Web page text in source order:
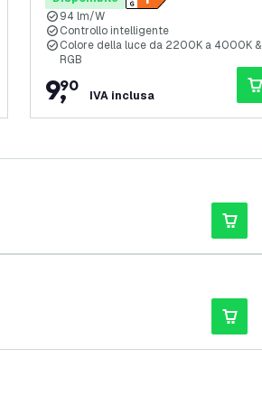
94 lm/W
Controllo intelligente
Colore della luce da 2200K a 4000K &
RGB
9,
90
IVA inclusa